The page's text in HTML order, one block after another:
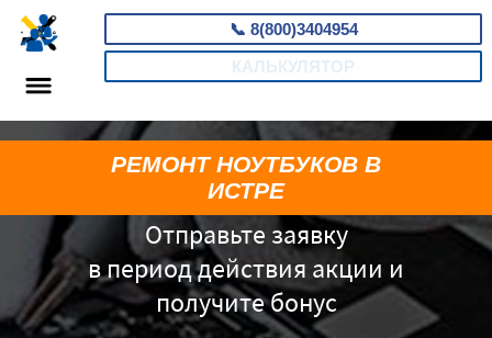
📞 8(800)3404954
КАЛЬКУЛЯТОР
Отправьте заявку
в период действия акции и
получите бонус
РЕМОНТ НОУТБУКОВ В
ИСТРЕ